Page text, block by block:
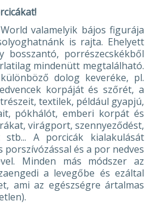
valamelyik bájos figurája
is rajta. Ehelyett
bosszantó, porrészecskékből
mindenütt megtalálható.
dolog keveréke, pl.
korpáját és szőrét, a
textilek, például gyapjú,
pókhálót, emberi korpát és
virágport, szennyeződést,
stb... A porcicák kialakulását
és a por nedves
Minden más módszer az
a levegőbe és ezáltal
ami az egészségre ártalmas